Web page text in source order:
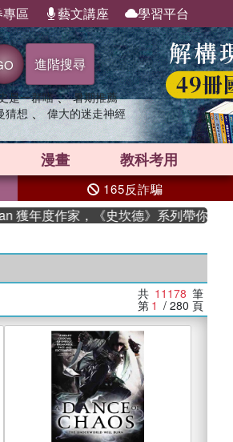
區 藝文講座 學習平台
進階搜尋
是一群喵 、 暑期推薦
猜想 、 偉大的迷走神經
漫畫 教科考用
165反詐騙
，《史坎德》系列帶你踏上熱血奇幻
共 11178 筆
第 1 / 280 頁